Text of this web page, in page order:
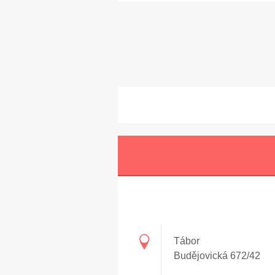
Tábor
Budějovická 672/42